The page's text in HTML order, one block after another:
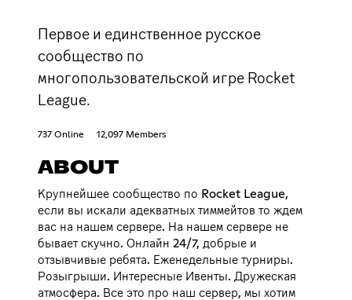
Первое и единственное русское
сообщество по
многопользовательской игре Rocket
League.
737 Online 12,097 Members
ABOUT
Крупнейшее сообщество по Rocket League,
если вы искали адекватных тиммейтов то ждем
вас на нашем сервере. На нашем сервере не
бывает скучно. Онлайн 24/7, добрые и
отзывчивые ребята. Еженедельные турниры.
Розыгрыши. Интересные Ивенты. Дружеская
атмосфера. Все это про наш сервер, мы хотим